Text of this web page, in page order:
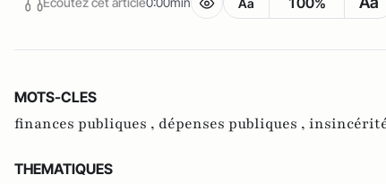
Aa
MOTS-CLES
finances publiques , dépenses publiques ,
THEMATIQUES